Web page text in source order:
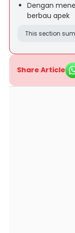
Dengan
berbau apek
This section
Share Article